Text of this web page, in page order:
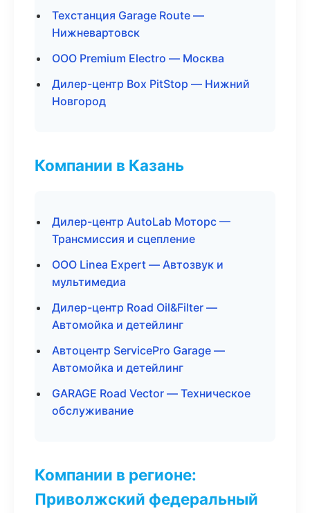
Техстанция Garage Route —
Нижневартовск
ООО Premium Electro — Москва
Дилер-центр Box PitStop — Нижний
Новгород
Компании в Казань
Дилер-центр AutoLab Моторс —
Трансмиссия и сцепление
ООО Linea Expert — Автозвук и
мультимедиа
Дилер-центр Road Oil&Filter —
Автомойка и детейлинг
Автоцентр ServicePro Garage —
Автомойка и детейлинг
GARAGE Road Vector — Техническое
обслуживание
Компании в регионе:
Приволжский федеральный